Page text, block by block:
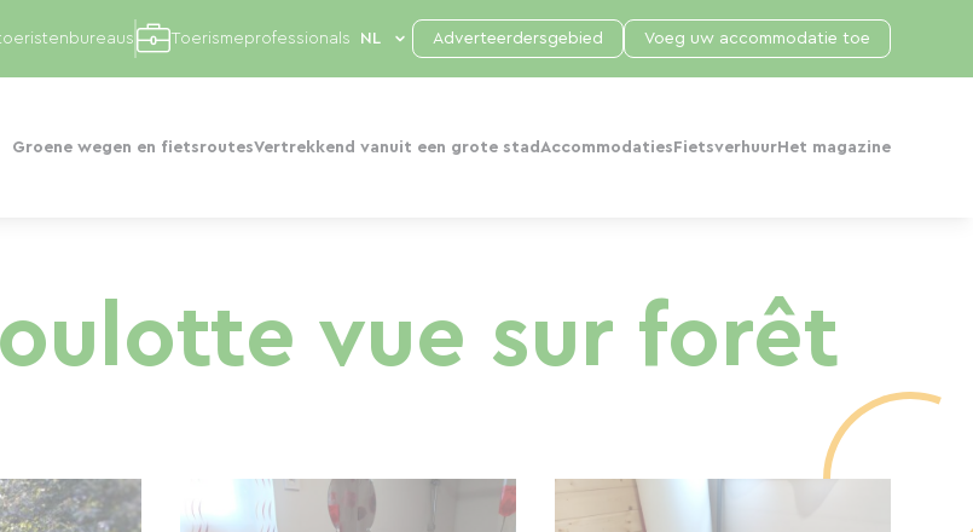
Groene wegen en fietsroutesVertrekkend vanuit een grote stad Accommodaties Fietsverhuur Het magazine
Toerismeprofessionals Adverteerdersgebied Voeg uw accommodatie toe
vue sur forêt